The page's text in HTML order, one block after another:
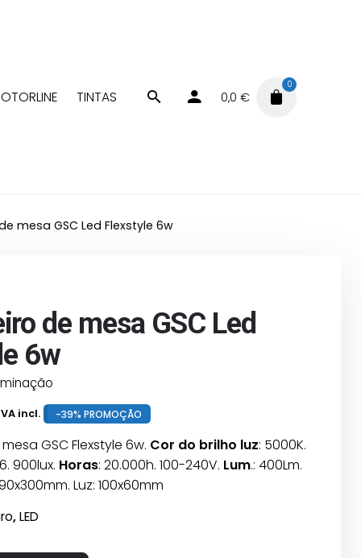
TINTAS 0,0€
0
mesa GSC Led Flexstyle 6w
de mesa GSC Led
6w
incl. -39% PROMOÇÃO
GSC Flexstyle 6w. Cor do brilho luz: 5000K.
900lux. Horas: 20.000h. 100-240V. Lum.: 400Lm.
Luz: 100x60mm
,LED